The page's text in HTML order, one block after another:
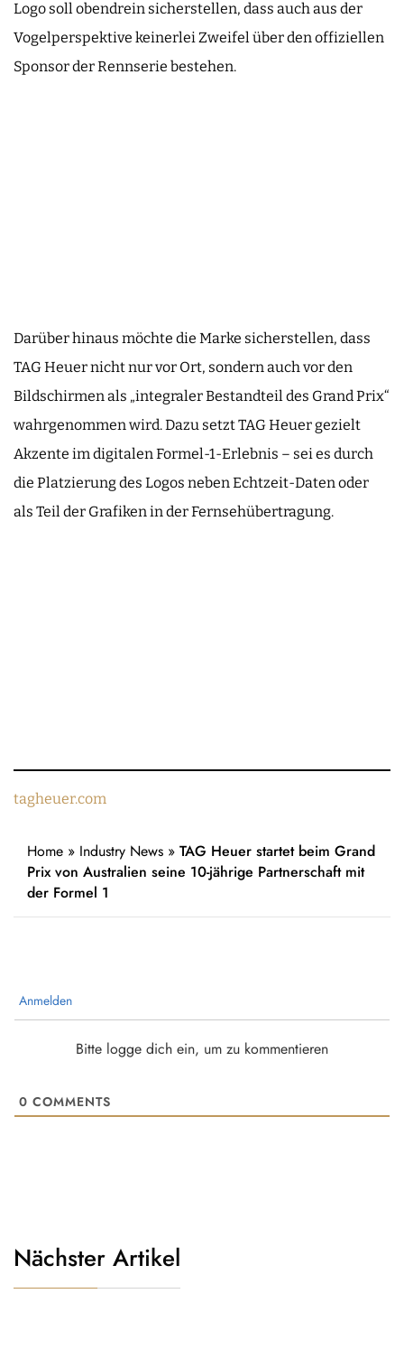
Logo soll obendrein sicherstellen, dass auch aus der
Vogelperspektive keinerlei Zweifel über den offiziellen
Sponsor der Rennserie bestehen.
Darüber hinaus möchte die Marke sicherstellen, dass
TAG Heuer nicht nur vor Ort, sondern auch vor den
Bildschirmen als „integraler Bestandteil des Grand Prix“
wahrgenommen wird. Dazu setzt TAG Heuer gezielt
Akzente im digitalen Formel-1-Erlebnis – sei es durch
die Platzierung des Logos neben Echtzeit-Daten oder
als Teil der Grafiken in der Fernsehübertragung.
tagheuer.com
Home » Industry News » TAG Heuer startet beim Grand
Prix von Australien seine 10-jährige Partnerschaft mit
der Formel 1
Anmelden
Bitte logge dich ein, um zu kommentieren
0 COMMENTS
Nächster Artikel